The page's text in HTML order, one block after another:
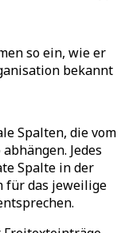
so ein, wie er
bekannt
Spalten, die vom
Jedes
Spalte in der
für das jeweilige